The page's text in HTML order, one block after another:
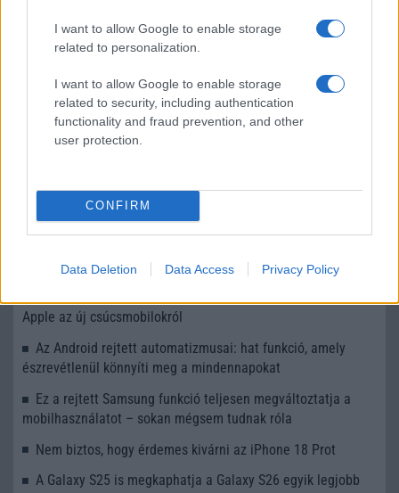
I want to allow Google to enable storage
related to personalization.
I want to allow Google to enable storage
related to security, including authentication
functionality and fraud prevention, and other
user protection.
CONFIRM
Data Deletion Data Access Privacy Policy
Meglepő korlátozás: az iPhone 17 sem kapja meg az iOS
27 összes új AI-funkcióját
maradnak le a régebbi modellek
További hírek
LEGOLVASOTTABBAK
UI 9 frissítésből – itt a lista az érintett modellekről
Apple az új csúcsmobilokról
Az Android rejtett automatizmusai: hat funkció, amely
észrevétlenül könnyíti meg a mindennapokat
Ez a rejtett Samsung funkció teljesen megváltoztatja a
mobilhasználatot – sokan mégsem tudnak róla
Nem biztos, hogy érdemes kivárni az iPhone 18 Prot
A Galaxy S25 is megkaphatja a Galaxy S26 egyik legjobb